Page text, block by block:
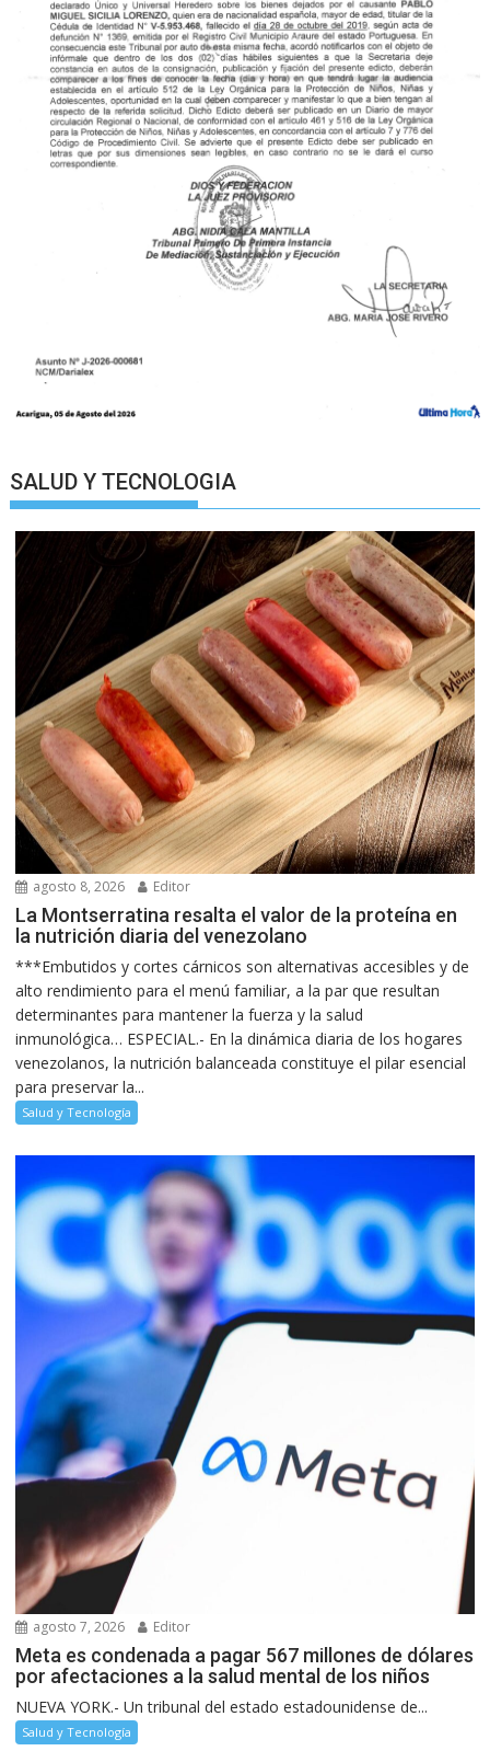
SALUD Y TECNOLOGIA
agosto 8, 2026 Editor
La Montserratina resalta el valor de la proteína en
la nutrición diaria del venezolano
***Embutidos y cortes cárnicos son alternativas accesibles y de
alto rendimiento para el menú familiar, a la par que resultan
determinantes para mantener la fuerza y la salud
inmunológica… ESPECIAL.- En la dinámica diaria de los hogares
venezolanos, la nutrición balanceada constituye el pilar esencial
para preservar la...
Salud y Tecnología
agosto 7, 2026 Editor
Meta es condenada a pagar 567 millones de dólares
por afectaciones a la salud mental de los niños
NUEVA YORK.- Un tribunal del estado estadounidense de...
Salud y Tecnología